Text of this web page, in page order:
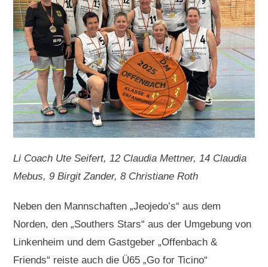
Li Coach Ute Seifert, 12 Claudia Mettner, 14 Claudia
Mebus, 9 Birgit Zander, 8 Christiane Roth
Neben den Mannschaften „Jeojedo’s“ aus dem
Norden, den „Southers Stars“ aus der Umgebung von
Linkenheim und dem Gastgeber „Offenbach &
Friends“ reiste auch die Ü65 „Go for Ticino“